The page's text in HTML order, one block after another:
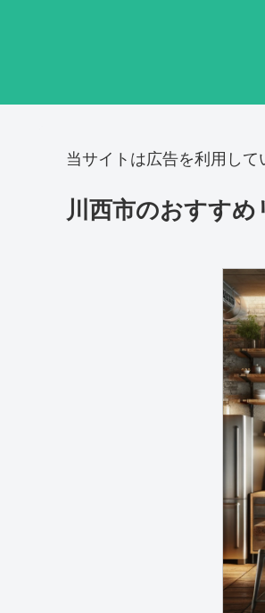
当サイトは広告を利用して
川西市のおすすめ